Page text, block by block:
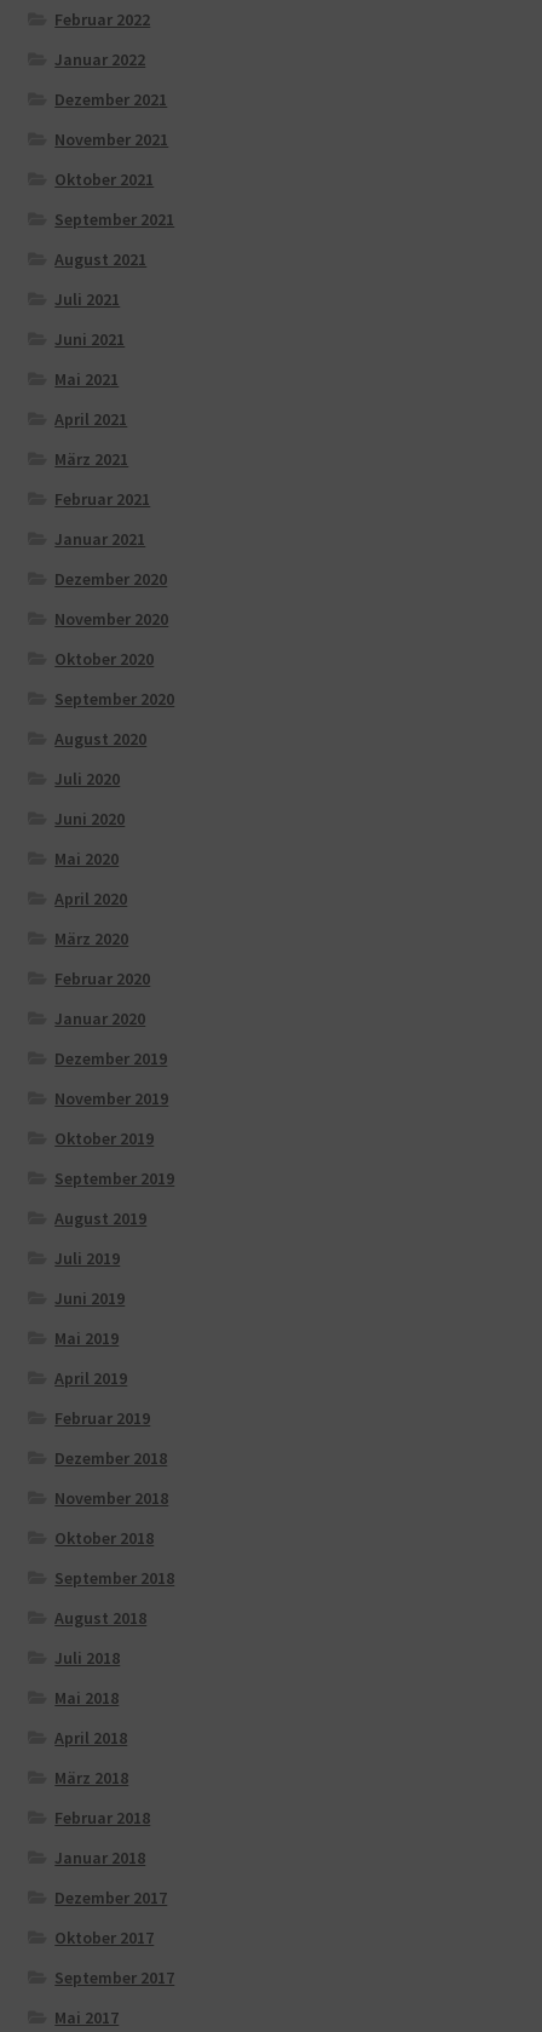
Februar 2022
Januar 2022
Dezember 2021
November 2021
Oktober 2021
September 2021
August 2021
Juli 2021
Juni 2021
Mai 2021
April 2021
März 2021
Februar 2021
Januar 2021
Dezember 2020
November 2020
Oktober 2020
September 2020
August 2020
Juli 2020
Juni 2020
Mai 2020
April 2020
März 2020
Februar 2020
Januar 2020
Dezember 2019
November 2019
Oktober 2019
September 2019
August 2019
Juli 2019
Juni 2019
Mai 2019
April 2019
Februar 2019
Dezember 2018
November 2018
Oktober 2018
September 2018
August 2018
Juli 2018
Mai 2018
April 2018
März 2018
Februar 2018
Januar 2018
Dezember 2017
Oktober 2017
September 2017
Mai 2017